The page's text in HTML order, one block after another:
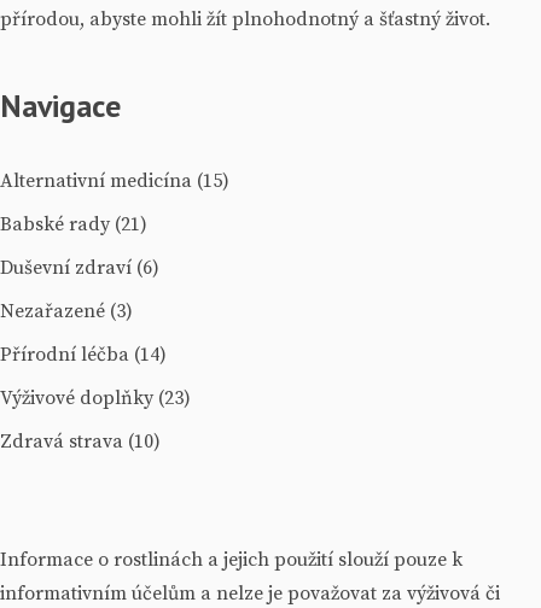
přírodou, abyste mohli žít plnohodnotný a šťastný život.
Navigace
Alternativní medicína (15)
Babské rady (21)
Duševní zdraví (6)
Nezařazené (3)
Přírodní léčba (14)
Výživové doplňky (23)
Zdravá strava (10)
Informace o rostlinách a jejich použití slouží pouze k
informativním účelům a nelze je považovat za výživová či